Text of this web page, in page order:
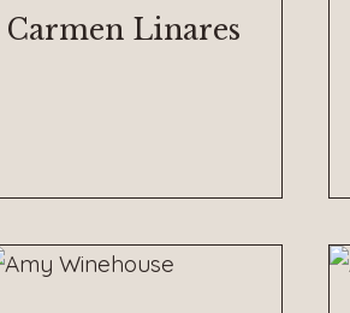
Carmen Linares